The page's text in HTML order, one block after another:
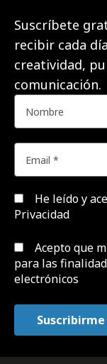
Suscríbete
recibir cada
creatividad,
comunicación.
He leído y
Privacidad
Acepto que
para las
electrónicos